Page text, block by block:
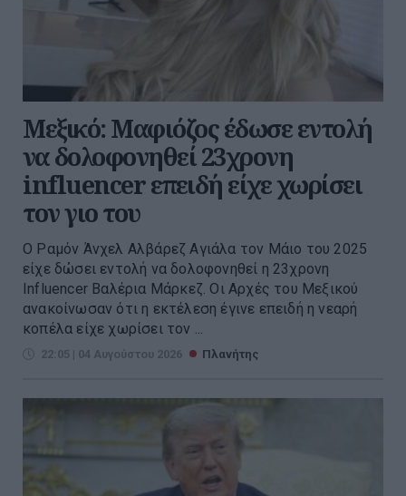
Μεξικό: Μαφιόζος έδωσε εντολή
να δολοφονηθεί 23χρονη
influencer επειδή είχε χωρίσει
τον γιο του
Ο Ραμόν Άνχελ Αλβάρεζ Αγιάλα τον Μάιο του 2025
είχε δώσει εντολή να δολοφονηθεί η 23χρονη
Influencer Βαλέρια Μάρκεζ. Οι Αρχές του Μεξικού
ανακοίνωσαν ότι η εκτέλεση έγινε επειδή η νεαρή
κοπέλα είχε χωρίσει τον ...
22:05 | 04 Αυγούστου 2026 Πλανήτης